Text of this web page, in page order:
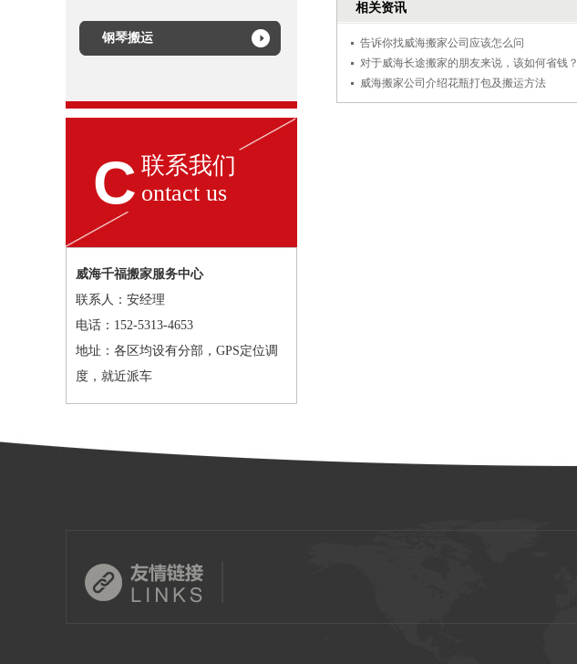
钢琴搬运
C 联系我们
ontact us
威海千福搬家服务中心
联系人：安经理
电话：152-5313-4653
地址：各区均设有分部，GPS定位调
度，就近派车
相关资讯
告诉你找威海搬家公司应该怎么问
对于威海长途搬家的朋友来说，该如何省钱？
威海搬家公司介绍花瓶打包及搬运方法